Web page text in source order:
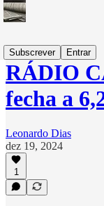
Subscrever
Entrar
RÁDIO
fecha a
Leonardo Dias
dez 19, 2024
1